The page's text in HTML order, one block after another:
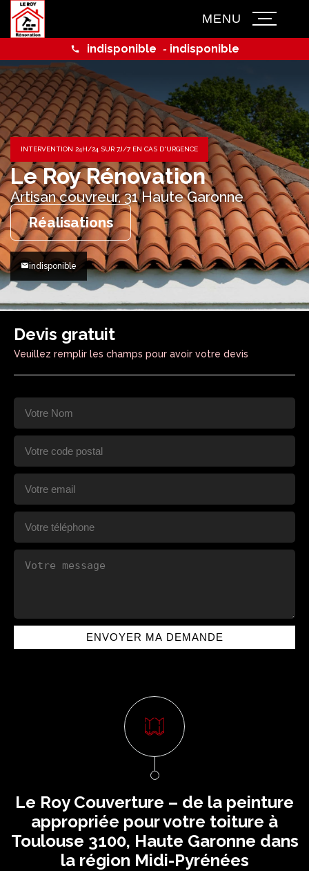
indisponible - indisponible
MENU
INTERVENTION 24H/24 SUR 7J/7 EN CAS D'URGENCE
Le Roy Rénovation
Artisan couvreur,31 Haute Garonne
Réalisations
indisponible
Devis gratuit
Veuillez remplir les champs pour avoir votre devis
Le Roy Couverture – de la peinture
appropriée pour votre toiture à
Toulouse 3100, Haute Garonne dans
la région Midi-Pyrénées